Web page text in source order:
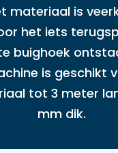
materiaal is
het iets
buighoek
is geschikt
tot 3 meter
mm dik.